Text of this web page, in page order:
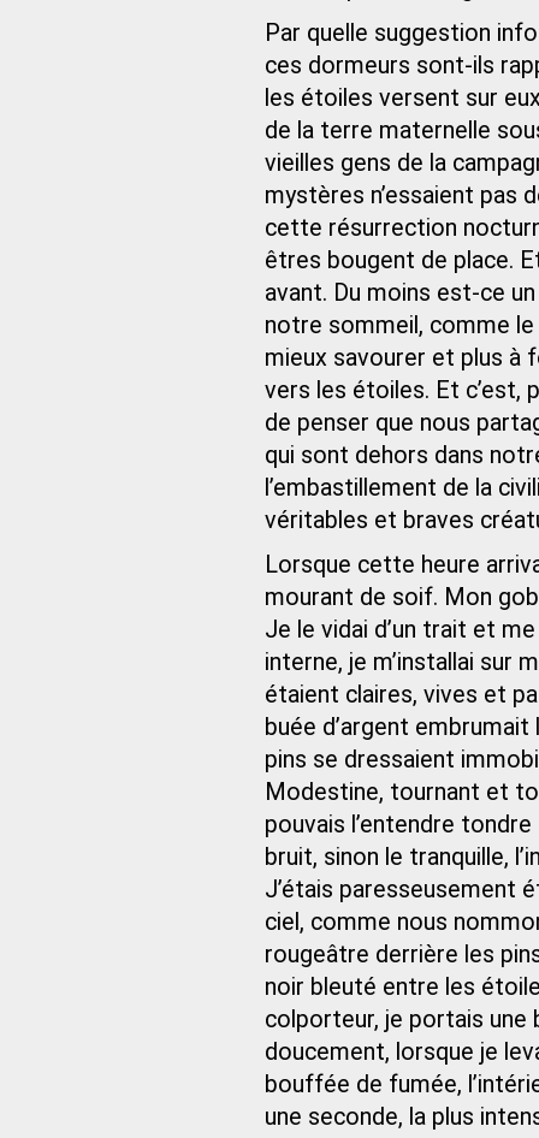
Par quelle suggestion
ces dormeurs sont-ils
les étoiles versent sur
de la terre maternelle
vieilles gens de la
mystères n’essaient pas
cette résurrection
êtres bougent de place.
avant. Du moins est-ce
notre sommeil, comme le
mieux savourer et plus à
vers les étoiles. Et c’est,
de penser que nous
qui sont dehors dans
l’embastillement de la
véritables et braves
Lorsque cette heure
mourant de soif. Mon
Je le vidai d’un trait et
interne, je m’installai sur
étaient claires, vives et
buée d’argent
pins se dressaient
Modestine, tournant et
pouvais l’entendre tondre
bruit, sinon le tranquille,
J’étais paresseusement
ciel, comme nous
rougeâtre derrière les
noir bleuté entre les
colporteur, je portais une
doucement, lorsque je
bouffée de fumée,
une seconde, la plus